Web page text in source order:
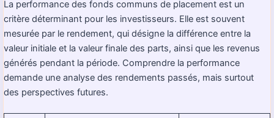
La performance des fonds communs de placement est un
critère déterminant pour les investisseurs. Elle est souvent
mesurée par le rendement, qui désigne la différence entre la
valeur initiale et la valeur finale des parts, ainsi que les revenus
générés pendant la période. Comprendre la performance
demande une analyse des rendements passés, mais surtout
des perspectives futures.